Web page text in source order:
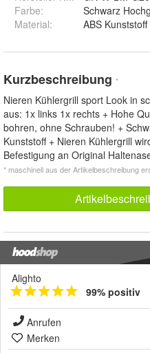
Farbe:
Schwarz
Material: ABS Kunststoff
Kurzbeschreibung *
Nieren Kühlergrill sport Look in
aus: 1x links 1x rechts + Hohe
bohren, ohne Schrauben! +
Kunststoff + Nieren Kühlergrill
Befestigung an Original
* maschinell aus der Artikelbeschreibung
Alighto
99% positiv
Anrufen
Merken